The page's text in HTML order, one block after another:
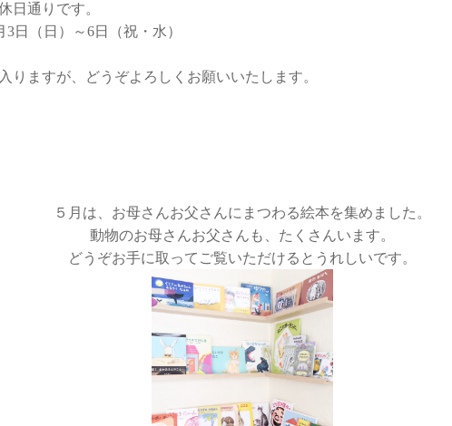
日通りです。
日（日）～6日（祝・水）
りますが、どうぞよろしくお願いいたします。
５月は、お母さんお父さんにまつわる絵本を集めました。
動物のお母さんお父さんも、たくさんいます。
どうぞお手に取ってご覧いただけるとうれしいです。